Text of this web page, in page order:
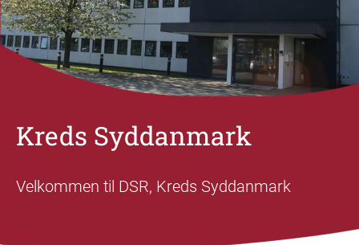
Kreds Syddanmark
Velkommen til DSR, Kreds Syddanmark